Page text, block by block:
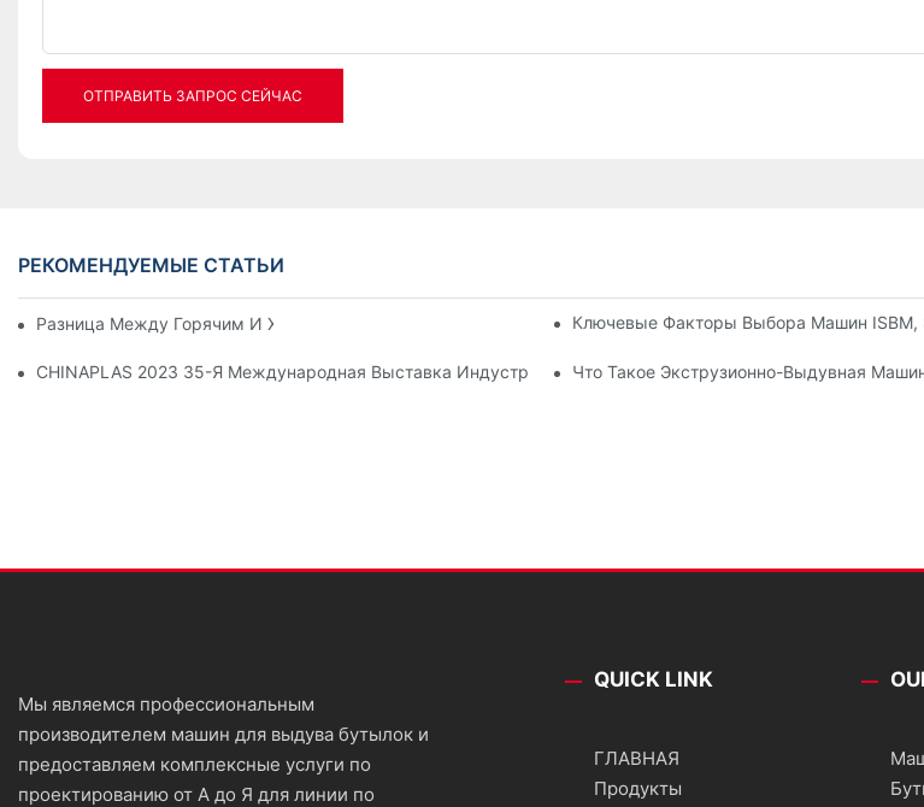
ОТПРАВИТЬ ЗАПРОС СЕЙЧАС
РЕКОМЕНДУЕМЫЕ СТАТЬИ
Разница Между Горячим И Холодным Розливом Напитков Ключевые Факторы Выбора Машин ISBM,
CHINAPLAS 2023 35-Я Международная Выставка Индустрии Пластмасс И Резины
Что Такое Экструзионно-Выдувная
Мы являемся профессиональным
производителем машин для выдува бутылок и
предоставляем комплексные услуги по
проектированию от А до Я для линии по
QUICK LINK
ГЛАВНАЯ
Продукты